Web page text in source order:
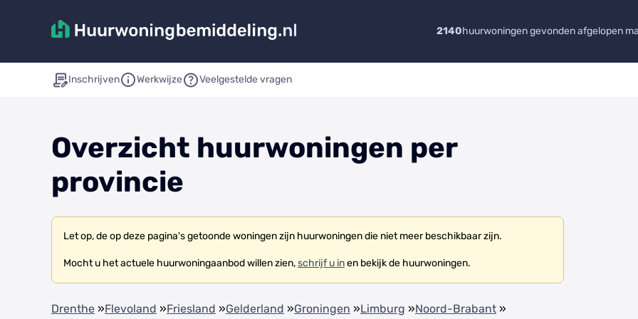
2140huurwoningen gevonden afgelopen
Inschrijven Werkwijze Veelgestelde vragen
Overzicht huurwoningen per
provincie
Let op, de op deze pagina's getoonde woningen zijn huurwoningen die niet meer beschikbaar zijn.
Mocht u het actuele huurwoningaanbod willen zien,schrijf u inen bekijk de huurwoningen.
Drenthe »Flevoland »Friesland »Gelderland »Groningen »Limburg »Noord-Brabant »